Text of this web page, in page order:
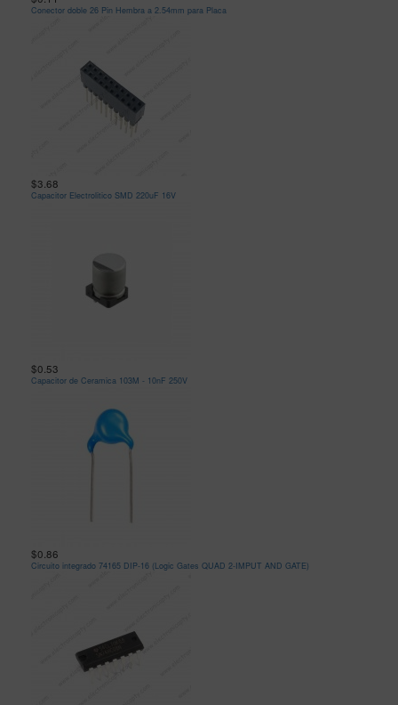
Conector doble 26 Pin Hembra a 2.54mm para Placa
$3.68
Capacitor Electrolitico SMD 220uF 16V
$0.53
Capacitor de Ceramica 103M - 10nF 250V
$0.86
Circuito integrado 74165 DIP-16 (Logic Gates QUAD 2-IMPUT AND GATE)